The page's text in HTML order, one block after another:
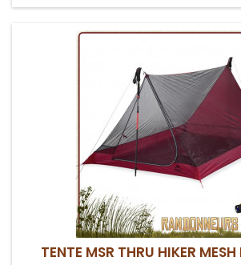
TENTE MSR THRU HIKER